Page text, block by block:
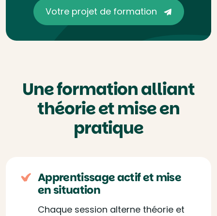
Votre projet de formation
Une formation alliant
théorie et mise en
pratique
Apprentissage actif et mise
en situation
Chaque session alterne théorie et